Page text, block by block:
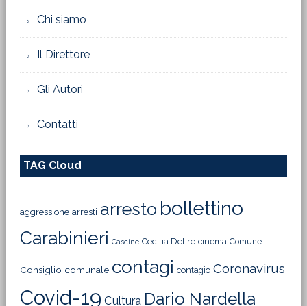
Chi siamo
Il Direttore
Gli Autori
Contatti
TAG Cloud
aggressione arresti arresto bollettino
Carabinieri Cascine Cecilia Del re cinema Comune
Consiglio comunale contagi contagio Coronavirus
Covid-19 Cultura Dario Nardella